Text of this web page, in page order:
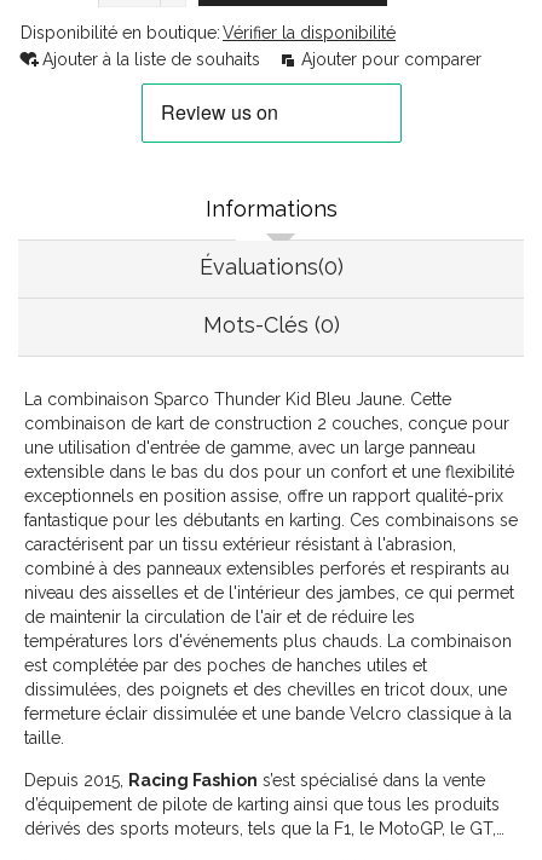
Disponibilité en boutique:Vérifier la disponibilité
Ajouter à la liste de souhaits
Ajouter pour comparer
Informations
Évaluations(0)
Mots-Clés (0)
La combinaison Sparco Thunder Kid Bleu Jaune. Cette
combinaison de kart de construction 2 couches, conçue pour
une utilisation d'entrée de gamme, avec un large panneau
extensible dans le bas du dos pour un confort et une flexibilité
exceptionnels en position assise, offre un rapport qualité-prix
fantastique pour les débutants en karting. Ces combinaisons se
caractérisent par un tissu extérieur résistant à l'abrasion,
combiné à des panneaux extensibles perforés et respirants au
niveau des aisselles et de l'intérieur des jambes, ce qui permet
de maintenir la circulation de l'air et de réduire les
températures lors d'événements plus chauds. La combinaison
est complétée par des poches de hanches utiles et
dissimulées, des poignets et des chevilles en tricot doux, une
fermeture éclair dissimulée et une bande Velcro classique à la
taille.
Depuis 2015, Racing Fashion s’est spécialisé dans la vente
d’équipement de pilote de karting ainsi que tous les produits
dérivés des sports moteurs, tels que la F1, le MotoGP, le GT,…